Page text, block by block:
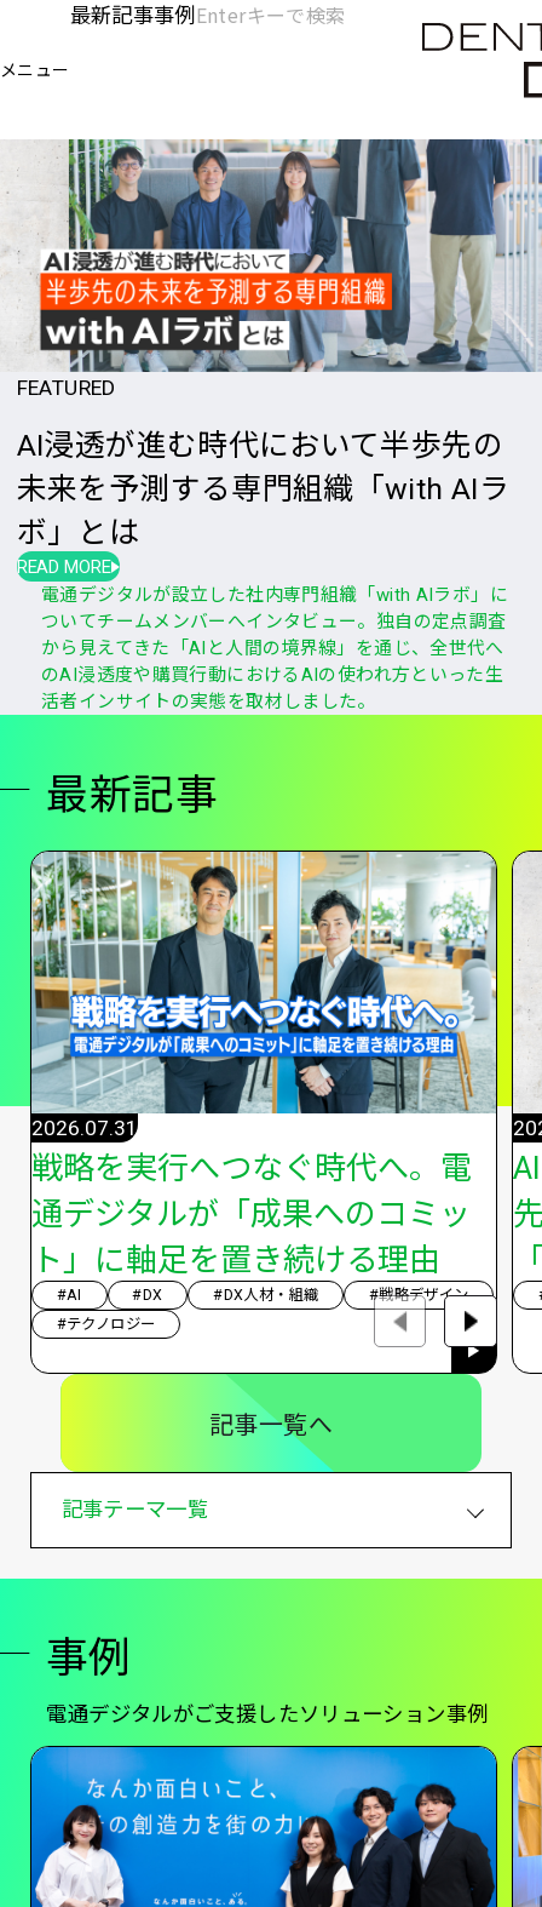
ン
ン
テ
に
移
メニュー
[KC]
ダ
ー
-
メ
イ
ン
最新記事事例
検
索
く
AI浸透が進む時代において半歩先の
未来を予測する専門組織「with AIラ
ボ」とは
FEATURED
電通デジタルが設立した社内専門組織「with AIラボ」に
ついてチームメンバーへインタビュー。独自の定点調査
から見えてきた「AIと人間の境界線」を通じ、全世代へ
のAI浸透度や購買行動におけるAIの使われ方といった生
活者インサイトの実態を取材しました。
READ MORE
最新記事
戦略を実行へつなぐ時代へ。電
通デジタルが「成果へのコミッ
ト」に軸足を置き続ける理由
2026.07.31
#AI #DX #DX人材・組織
#戦略デザイン
#テクノロジー
記事一覧へ
記事テーマ一覧
事例
電通デジタルがご支援したソリューション事例